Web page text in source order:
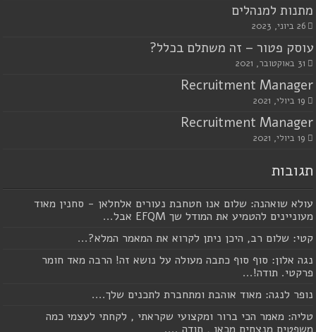
מתנות למנהלים
26 ביוני, 2023
עוסק פטור – זה משתלם בכלל?
31 באוקטובר, 2021
Recruitment Manager
19 ביולי, 2021
Recruitment Manager
19 ביולי, 2021
תגובות
עולא שואהנה: שלום אנו חטחבת נעורים אלחלאן - סחנין מאוד
מעוניינים להטמיע את המודל שך EFQM אבל...
קטי: שלום רב, היכן ניתן לקרוא את המאמר המלא?...
נגה אלון: סוף סוף כתבה מעולה על נושא זה! הרבה מאד חומר
פרקטי. תודה!...
נופר לנגה: מאוד אוהבת ומתחברת לתכנים שלך....
טליה: מאמר הכי ברור ומקצועי שקראתי , לקחתי לעצמי כמה
משפטים מנצחים מכאן , תודה ....